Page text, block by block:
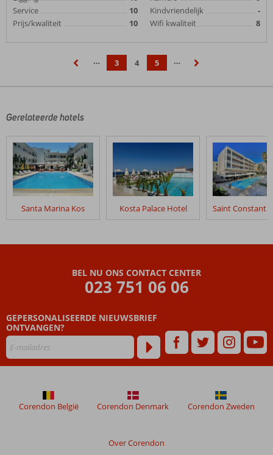
Service
10
Prijs/kwaliteit
10
Kindvriendelijk
-
Wifi kwaliteit
8
… 3 4 5
…
Gerelateerde hotels
Santa Marina Kos Kosta Palace Hotel
BEL NU ONS CONTACT CENTER
023 751 06 06
GEPERSONALISEERDE NIEUWSBRIEF
ONTVANGEN?
Over Corendon
Corendon België Corendon Denmark Corendon Zweden